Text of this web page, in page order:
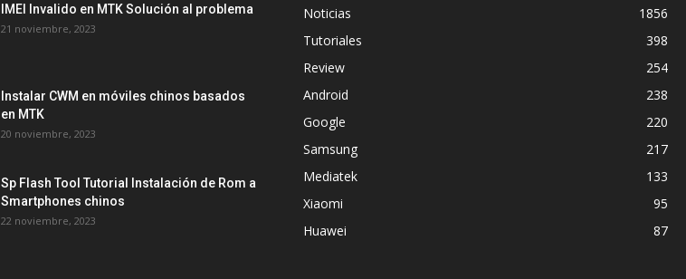
IMEI Invalido en MTK Solución al problema
21 noviembre, 2023
Instalar CWM en móviles chinos basados
en MTK
20 noviembre, 2023
Sp Flash Tool Tutorial Instalación de Rom a
Smartphones chinos
22 noviembre, 2023
Noticias
1856
Tutoriales
398
Review
254
Android
238
Google
220
Samsung
217
Mediatek
133
Xiaomi
95
Huawei
87